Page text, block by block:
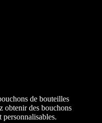
de bouteilles
obtenir des bouchons